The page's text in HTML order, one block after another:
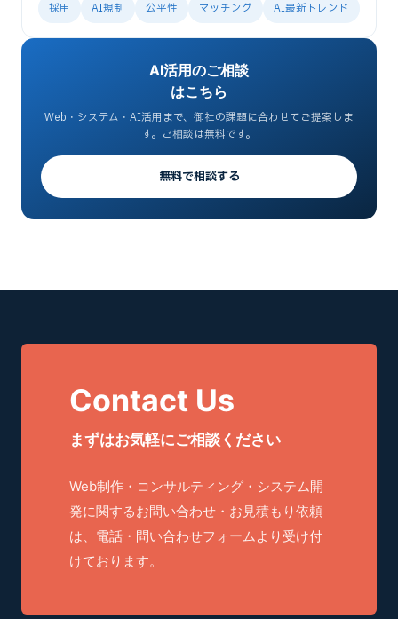
採用 AI規制 公平性 マッチング AI最新トレンド
AI活用のご相談
はこちら
Web・システム・AI活用まで、御社の課題に合わせてご提案しま
す。ご相談は無料です。
無料で相談する
Contact Us
まずはお気軽にご相談ください
Web制作・コンサルティング・システム開
発に関するお問い合わせ・お見積もり依頼
は、電話・問い合わせフォームより受け付
けております。